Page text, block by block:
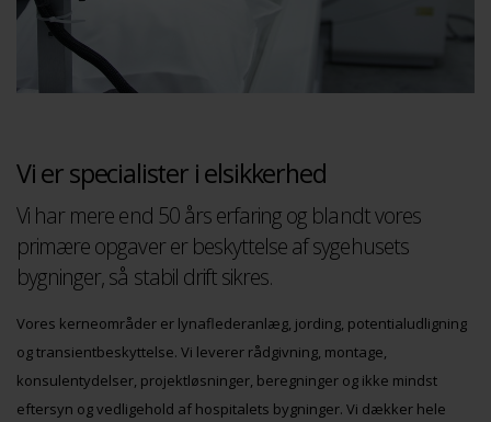
Vi er specialister i elsikkerhed
Vi har mere end 50 års erfaring og blandt vores
primære opgaver er beskyttelse af sygehusets
bygninger, så stabil drift sikres.
Vores kerneområder er lynaflederanlæg, jording, potentialudligning
og transientbeskyttelse. Vi leverer rådgivning, montage,
konsulentydelser, projektløsninger, beregninger og ikke mindst
eftersyn og vedligehold af hospitalets bygninger. Vi dækker hele